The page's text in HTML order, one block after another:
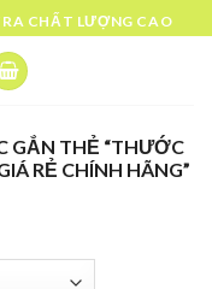
CHẤT LƯỢNG CAO
GẮN THẺ “THƯỚC
RẺ CHÍNH HÃNG”